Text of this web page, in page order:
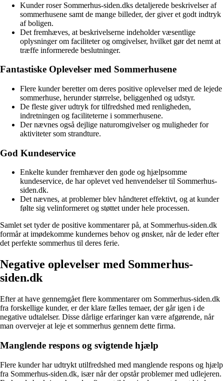
Kunder roser Sommerhus-siden.dks detaljerede beskrivelser af
sommerhusene samt de mange billeder, der giver et godt indtryk
af boligen.
Det fremhæves, at beskrivelserne indeholder væsentlige
oplysninger om faciliteter og omgivelser, hvilket gør det nemt at
træffe informerede beslutninger.
Fantastiske Oplevelser med Sommerhusene
Flere kunder beretter om deres positive oplevelser med de lejede
sommerhuse, herunder størrelse, beliggenhed og udstyr.
De fleste giver udtryk for tilfredshed med renligheden,
indretningen og faciliteterne i sommerhusene.
Der nævnes også dejlige naturomgivelser og muligheder for
aktiviteter som strandture.
God Kundeservice
Enkelte kunder fremhæver den gode og hjælpsomme
kundeservice, de har oplevet ved henvendelser til Sommerhus-
siden.dk.
Det nævnes, at problemer blev håndteret effektivt, og at kunder
følte sig velinformeret og støttet under hele processen.
Samlet set tyder de positive kommentarer på, at Sommerhus-siden.dk
formår at imødekomme kundernes behov og ønsker, når de leder efter
det perfekte sommerhus til deres ferie.
Negative oplevelser med Sommerhus-
siden.dk
Efter at have gennemgået flere kommentarer om Sommerhus-siden.dk
fra forskellige kunder, er der klare fælles temaer, der går igen i de
negative udtalelser. Disse dårlige erfaringer kan være afgørende, når
man overvejer at leje et sommerhus gennem dette firma.
Manglende respons og svigtende hjælp
Flere kunder har udtrykt utilfredshed med manglende respons og hjælp
fra Sommerhus-siden.dk, især når der opstår problemer med udlejeren.